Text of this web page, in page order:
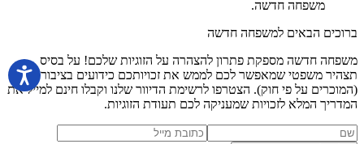
משפחה חדשה.
ברוכים הבאים למשפחה חדשה
משפחה חדשה מספקת פתרון להצהרה על הזוגיות שלכם! על בסיס
תצהיר משפטי שמאפשר לכם לממש את זכויותכם כידועים בציבור
(המוכרים על פי חוק). הצטרפו לרשימת הדיוור שלנו וקבלו חינם למייל את
המדריך המלא לזכויות שמעניקה לכם תעודת הזוגיות.